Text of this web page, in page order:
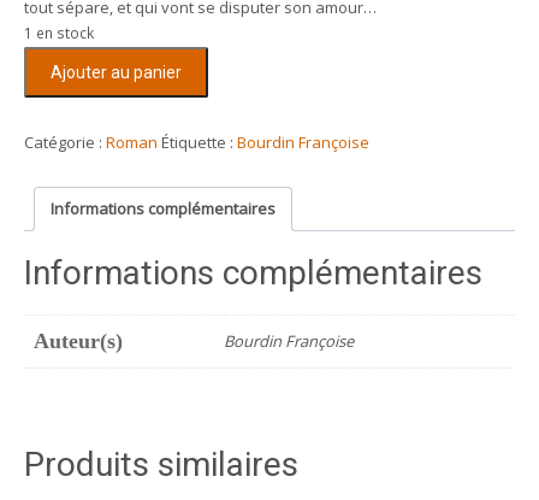
tout sépare, et qui vont se disputer son amour…
1 en stock
camarguaise
Ajouter au panier
Catégorie : Roman Étiquette : Bourdin Françoise
Informations complémentaires
Informations complémentaires
Auteur(s) Bourdin Françoise
Produits similaires